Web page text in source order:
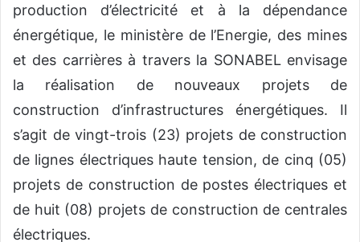
production d’électricité et à la dépendance
énergétique, le ministère de l’Energie, des mines
et des carrières à travers la SONABEL envisage
la réalisation de nouveaux projets de
construction d’infrastructures énergétiques. Il
s’agit de vingt-trois (23) projets de construction
de lignes électriques haute tension, de cinq (05)
projets de construction de postes électriques et
de huit (08) projets de construction de centrales
électriques.